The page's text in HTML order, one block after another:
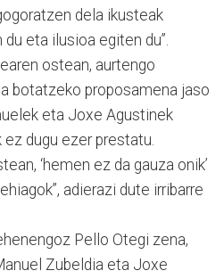
dela ikusteak
eta ilusioa egiten du”.
ostean, aurtengo
botatzeko proposamena jaso
eta Joxe Agustinek
ez dugu ezer prestatu.
‘hemen ez da gauza onik’
adierazi dute irribarre
Pello Otegi zena,
Zubeldia eta Joxe